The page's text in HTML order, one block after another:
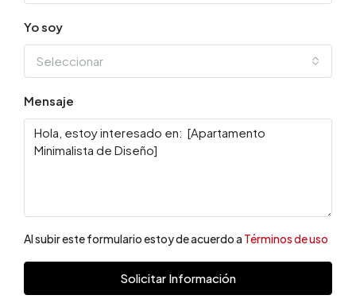
Yo soy
Seleccionar
Mensaje
Al subir este formulario estoy de acuerdo a Términos de uso
Solicitar Información